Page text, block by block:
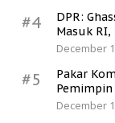
#4
DPR:
Masuk
December
#5
Pakar
December